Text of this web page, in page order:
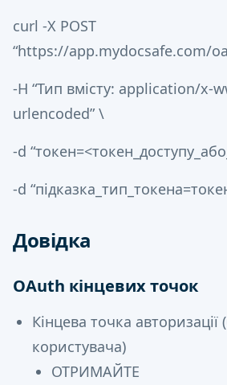
curl -X POST
“https://app.mydocsafe.com/
-H “Тип вмісту: application/x-
urlencoded” \
-d
-d
Довідка
OAuth кінцевих точок
Кінцева точка авторизації
користувача)
ОТРИМАЙТЕ